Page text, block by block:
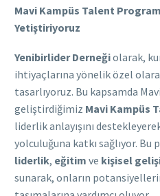
Mavi Kampüs Talent
Yetiştiriyoruz
Yenibirlider Derneğiolarak,
ihtiyaçlarına yönelik özel
tasarlıyoruz. Bu kapsamda
geliştirdiğimiz Mavi Kampüs
liderlik anlayışını
yolculuğuna katkı sağlıyor. Bu
liderlik, eğitim ve kişisel
sunarak, onların